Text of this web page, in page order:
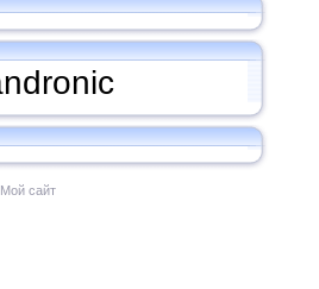
Мой сайт